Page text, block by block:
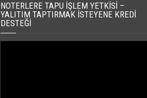
NOTERLERE TAPU İŞLEM YETKISI –
YALITIM TAPTIRMAK İSTEYENE KREDI
DESTEĞI